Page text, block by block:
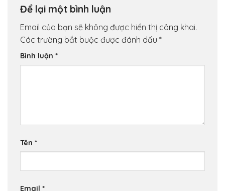
Để lại một bình luận
Email của bạn sẽ không được hiển thị công khai.
Các trường bắt buộc được đánh dấu *
Bình luận *
Tên *
Email *